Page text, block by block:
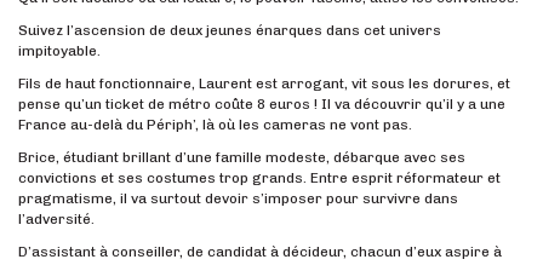
Suivez l’ascension de deux jeunes énarques dans cet univers
impitoyable.
Fils de haut fonctionnaire, Laurent est arrogant, vit sous les dorures, et
pense qu’un ticket de métro coûte 8 euros ! Il va découvrir qu’il y a une
France au-delà du Périph’, là où les cameras ne vont pas.
Brice, étudiant brillant d’une famille modeste, débarque avec ses
convictions et ses costumes trop grands. Entre esprit réformateur et
pragmatisme, il va surtout devoir s’imposer pour survivre dans
l’adversité.
D’assistant à conseiller, de candidat à décideur, chacun d’eux aspire à